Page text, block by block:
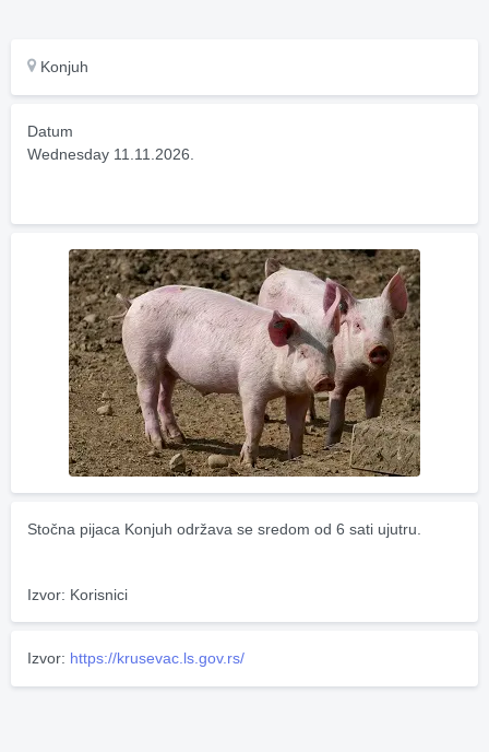
Konjuh
Datum
Wednesday 11.11.2026.
Stočna pijaca Konjuh održava se sredom od 6 sati ujutru.
Izvor: Korisnici
Izvor: https://krusevac.ls.gov.rs/